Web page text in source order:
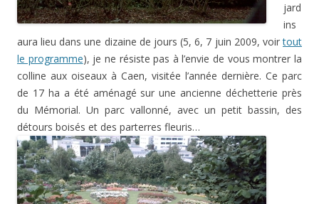
jard
ins
aura lieu dans une dizaine de jours (5, 6, 7 juin 2009, voirtout
le programme), je ne résiste pas à l’envie de vous montrer la
colline aux oiseaux à Caen, visitée l’année dernière. Ce parc
de 17 ha a été aménagé sur une ancienne déchetterie près
du Mémorial. Un parc vallonné, avec un petit bassin, des
détours boisés et des parterres fleuris…